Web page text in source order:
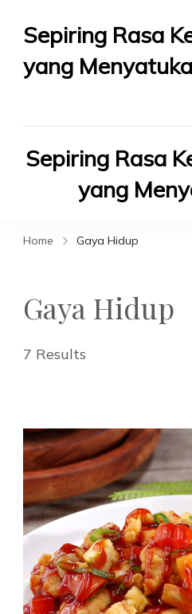
Sepiring Rasa
yang
Sepiring Rasa
yang
Home Gaya Hidup
Gaya Hidup
7 Results